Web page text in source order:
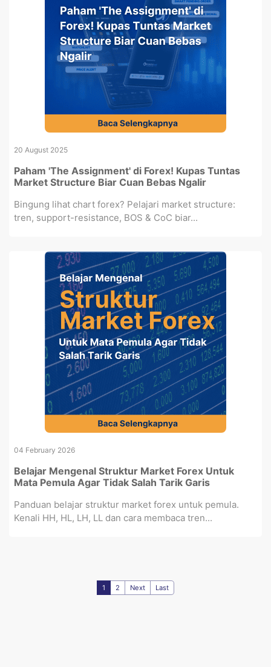
20 August 2025
Paham 'The Assignment' di Forex! Kupas Tuntas
Market Structure Biar Cuan Bebas Ngalir
Bingung lihat chart forex? Pelajari market structure:
tren, support-resistance, BOS & CoC biar...
04 February 2026
Belajar Mengenal Struktur Market Forex Untuk
Mata Pemula Agar Tidak Salah Tarik Garis
Panduan belajar struktur market forex untuk pemula.
Kenali HH, HL, LH, LL dan cara membaca tren...
1 2 Next Last